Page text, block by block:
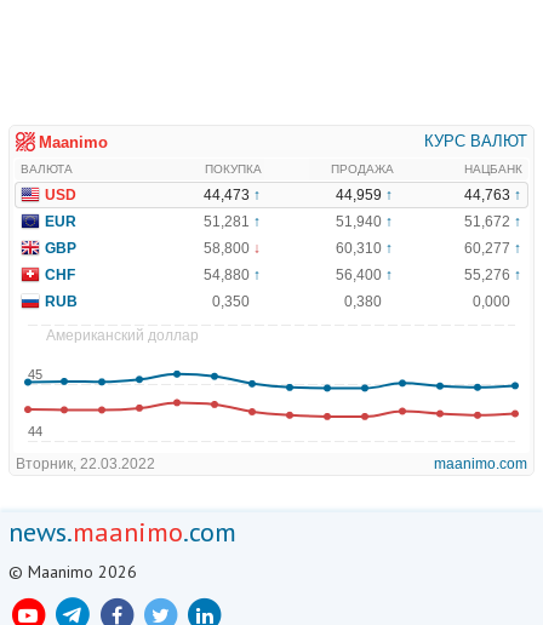
news.maanimo.com
© Maanimo 2026